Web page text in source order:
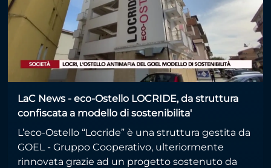
LaC News - eco-Ostello LOCRIDE, da struttura
confiscata a modello di sostenibilita'
L’eco-Ostello “Locride” è una struttura gestita da
GOEL - Gruppo Cooperativo, ulteriormente
rinnovata grazie ad un progetto sostenuto da